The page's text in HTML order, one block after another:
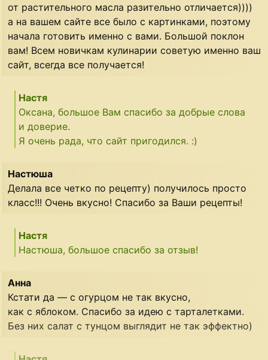
от растительного масла разительно отличается))))
а на вашем сайте все было с картинками, поэтому
начала готовить именно с вами. Большой поклон
вам! Всем новичкам кулинарии советую именно ваш
сайт, всегда все получается!
Настя
Оксана, большое Вам спасибо за добрые слова
и доверие.
Я очень рада, что сайт пригодился. :)
Настюша
Делала все четко по рецепту) получилось просто
класс!!! Очень вкусно! Спасибо за Ваши рецепты!
Настя
Настюша, большое спасибо за отзыв!
Анна
Кстати да — с огурцом не так вкусно,
как с яблоком. Спасибо за идею с тарталетками.
Без них салат с тунцом выглядит не так эффектно)